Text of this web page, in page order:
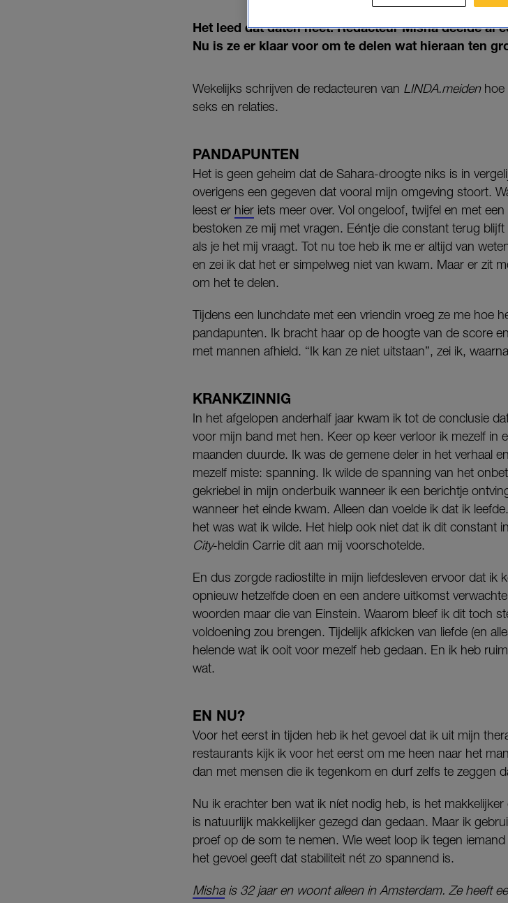
Het leed dat daten heet. Redacteur Misha deelde al
Nu is ze er klaar voor om te delen wat hieraan ten
Wekelijks schrijven de redacteuren van LINDA.meidenhoe
seks en relaties.
PANDAPUNTEN
Het is geen geheim dat de Sahara-droogte niks is in
overigens een gegeven dat vooral mijn omgeving stoort.
leest er hier iets meer over. Vol ongeloof, twijfel en met
bestoken ze mij met vragen. Eéntje die constant terug
als je het mij vraagt. Tot nu toe heb ik me er altijd van
en zei ik dat het er simpelweg niet van kwam. Maar er zit
om het te delen.
Tijdens een lunchdate met een vriendin vroeg ze me hoe
pandapunten. Ik bracht haar op de hoogte van de score
met mannen afhield. “Ik kan ze niet uitstaan”, zei ik,
KRANKZINNIG
In het afgelopen anderhalf jaar kwam ik tot de conclusie
voor mijn band met hen. Keer op keer verloor ik mezelf in
maanden duurde. Ik was de gemene deler in het verhaal
mezelf miste: spanning. Ik wilde de spanning van het
gekriebel in mijn onderbuik wanneer ik een berichtje
wanneer het einde kwam. Alleen dan voelde ik dat ik
het was wat ik wilde. Het hielp ook niet dat ik dit constant
City-heldin Carrie dit aan mij voorschotelde.
En dus zorgde radiostilte in mijn liefdesleven ervoor dat ik
opnieuw hetzelfde doen en een andere uitkomst
woorden maar die van Einstein. Waarom bleef ik dit toch
voldoening zou brengen. Tijdelijk afkicken van liefde (en
helende wat ik ooit voor mezelf heb gedaan. En ik heb
wat.
EN NU?
Voor het eerst in tijden heb ik het gevoel dat ik uit mijn
restaurants kijk ik voor het eerst om me heen naar het
dan met mensen die ik tegenkom en durf zelfs te zeggen
Nu ik erachter ben wat ik níet nodig heb, is het
is natuurlijk makkelijker gezegd dan gedaan. Maar ik
proef op de som te nemen. Wie weet loop ik tegen
het gevoel geeft dat stabiliteit nét zo spannend is.
Mishais 32 jaar en woont alleen in Amsterdam. Ze heeft